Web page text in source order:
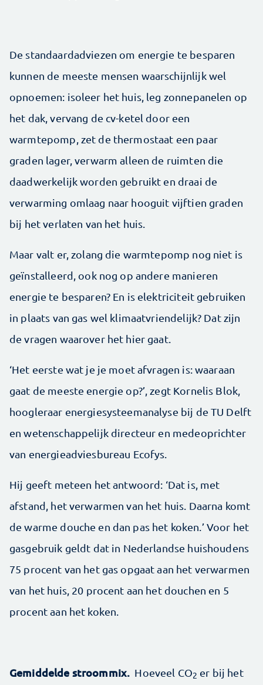
De standaardadviezen om energie te besparen
kunnen de meeste mensen waarschijnlijk wel
opnoemen: isoleer het huis, leg zonnepanelen op
het dak, vervang de cv-ketel door een
warmtepomp, zet de thermostaat een paar
graden lager, verwarm alleen de ruimten die
daadwerkelijk worden gebruikt en draai de
verwarming omlaag naar hooguit vijftien graden
bij het verlaten van het huis.
Maar valt er, zolang die warmtepomp nog niet is
geïnstalleerd, ook nog op andere manieren
energie te besparen? En is elektriciteit gebruiken
in plaats van gas wel klimaatvriendelijk? Dat zijn
de vragen waarover het hier gaat.
‘Het eerste wat je je moet afvragen is: waaraan
gaat de meeste energie op?’, zegt Kornelis Blok,
hoogleraar energiesysteemanalyse bij de TU Delft
en wetenschappelijk directeur en medeoprichter
van energieadviesbureau Ecofys.
Hij geeft meteen het antwoord: ‘Dat is, met
afstand, het verwarmen van het huis. Daarna komt
de warme douche en dan pas het koken.’ Voor het
gasgebruik geldt dat in Nederlandse huishoudens
75 procent van het gas opgaat aan het verwarmen
van het huis, 20 procent aan het douchen en 5
procent aan het koken.
Gemiddelde stroommix. Hoeveel CO2 er bij het